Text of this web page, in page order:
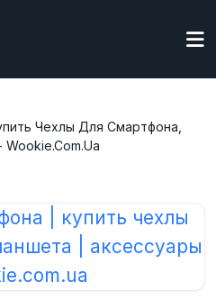
Чехлы Для Смартфона,